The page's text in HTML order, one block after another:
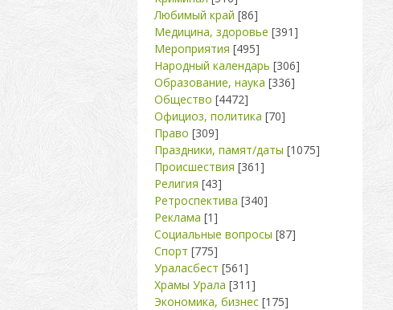
Любимый край [86]
Медицина, здоровье [391]
Мероприятия [495]
Народный календарь [306]
Образование, наука [336]
Общество [4472]
Официоз, политика [70]
Право [309]
Праздники, памят/даты [1075]
Происшествия [361]
Религия [43]
Ретроспектива [340]
Реклама [1]
Социальные вопросы [87]
Спорт [775]
Ураласбест [561]
Храмы Урала [311]
Экономика, бизнес [175]